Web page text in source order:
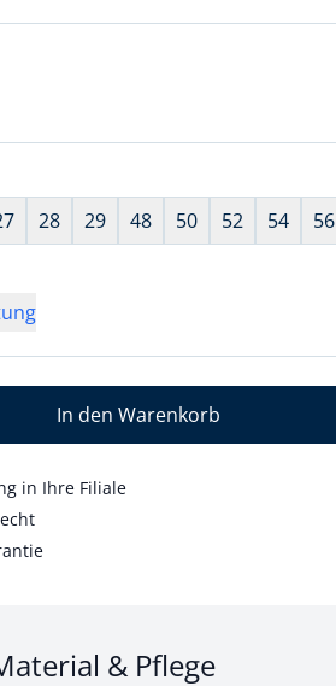
28 29 48 50 52 54 56
In den Warenkorb
in Ihre Filiale
3 von 3:
& Pflege